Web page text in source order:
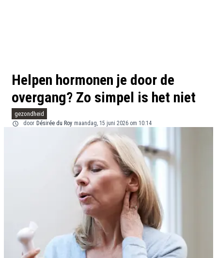
Helpen hormonen je door de
overgang? Zo simpel is het niet
gezondheid
door Désirée du Roy maandag, 15 juni 2026 om 10:14